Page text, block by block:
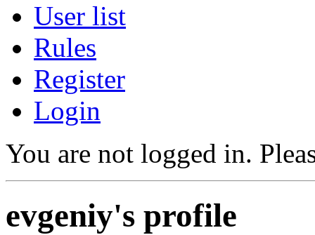
User list
Rules
Register
Login
You are not logged in.
evgeniy's profile